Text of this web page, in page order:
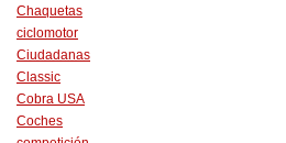
Chaquetas
ciclomotor
Ciudadanas
Classic
Cobra USA
Coches